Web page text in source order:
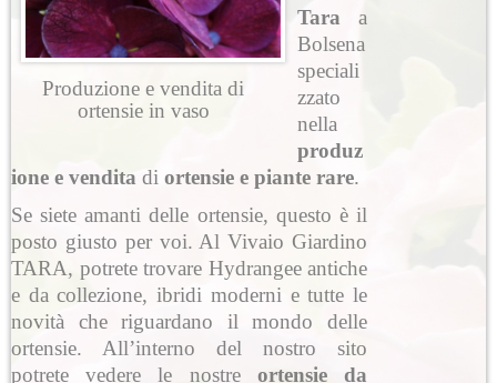
Produzione e vendita di
ortensie in vaso
Tara a
Bolsena
speciali
zzato
nella
produz
ione e vendita di ortensie e piante rare
Se siete amanti delle ortensie, questo è il
posto giusto per voi. Al Vivaio Giardino
TARA, potrete trovare Hydrangee antiche
e da collezione, ibridi moderni e tutte le
novità che riguardano il mondo delle
ortensie. All’interno del nostro sito
potrete vedere le nostre ortensie da